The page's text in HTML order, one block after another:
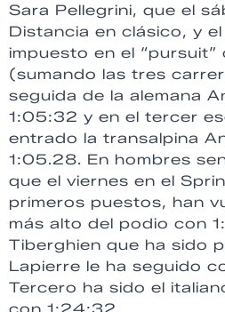
Sara Pellegrini, que el
Distancia en clásico, y
impuesto en el “pursuit”
(sumando las tres
seguida de la alemana
1:05:32 y en el tercer
entrado la transalpina
1:05.28. En hombres
que el viernes en el
primeros puestos, han
más alto del podio con
Tiberghien que ha sido
Lapierre le ha seguido
Tercero ha sido el